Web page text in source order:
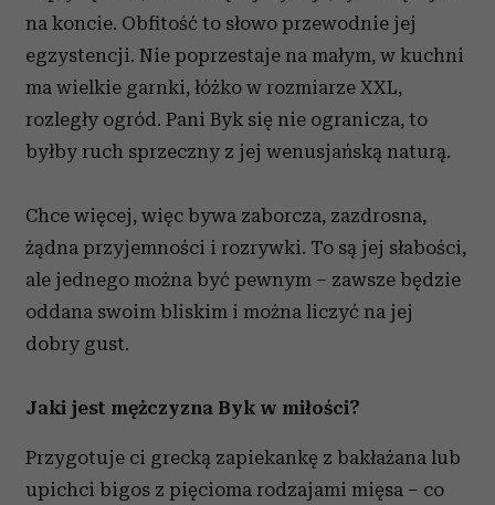
na koncie. Obfitość to słowo przewodnie jej
egzystencji. Nie poprzestaje na małym, w kuchni
ma wielkie garnki, łóżko w rozmiarze XXL,
rozległy ogród. Pani Byk się nie ogranicza, to
byłby ruch sprzeczny z jej wenusjańską naturą.
Chce więcej, więc bywa zaborcza, zazdrosna,
żądna przyjemności i rozrywki. To są jej słabości,
ale jednego można być pewnym – zawsze będzie
oddana swoim bliskim i można liczyć na jej
dobry gust.
Jaki jest mężczyzna Byk w miłości?
Przygotuje ci grecką zapiekankę z bakłażana lub
upichci bigos z pięcioma rodzajami mięsa – co